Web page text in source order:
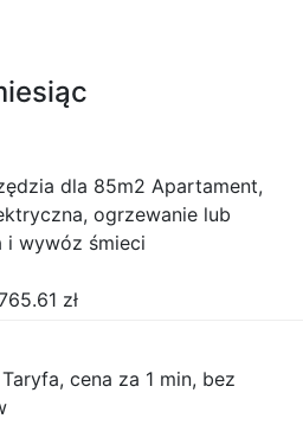
dla 85m2 Apartament,
ogrzewanie lub
i wywóz śmieci
zł
cena za 1 min, bez